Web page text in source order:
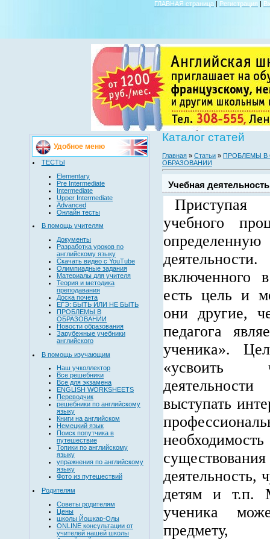
ГЛАВНАЯ страница | Регистрация |
Удобное меню
ТЕСТЫ
Elementary
Pre Intermediate
Intermediate
Upper Intermediate
Advanced
Онлайн тесты
В помощь учителям
Документы
Разработка уроков по
английскому языку
Скачать видео с YouTube
Олимпиадные задания
Материалы для учителя
Теория и методика
преподавания
Доска почета
ЕГЭ: БЫТЬ ИЛИ НЕ БЫТЬ
ПРОБЛЕМЫ В
ОБРАЗОВАНИИ
Новости образования
Зарубежные учебники
английского
В помощь изучающим
Наш учколлектор
Все решебники
Все для экзамена
ENGLISH WORKSHEETS
Переводчик
решебники по английскому
языку
Книги на английском
Немецкий язык
Поиск попутчика в
путешествие
Топики по английскому
языку
упражнения по английскому
языку
Фото из путешествий
Родителям
Советы родителям
Цены
школы Йошкар-Олы
ONLINE консультации от
учителей нашей школы
Каталог статей
Главная » Статьи » ПРОБЛЕМЫ В
ОБРАЗОВАНИИ
Учебная
учебного
включенного
есть цель и
они другие,
педагога
ученика».
«усвоить
выступать
деятельность,
детям и т.п.
ученика